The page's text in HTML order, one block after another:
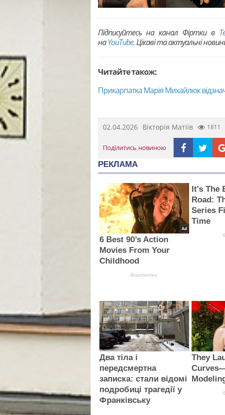
Підписуйтесь на канал Фіртки в
наYouTubе. Цікаві та актуальні
Читайте також:
Прикарпатка Марія Михайлюк
02.04.2026 Вікторія Матіїв 1811
Поділитись новиною
РЕКЛАМА
6 Best 90’s Action
Movies From Your
Childhood
Brainberries
It's The
Road:
Series
Time
Два тіла і
передсмертна
записка: стали відомі
подробиці трагедії у
Франківську
They